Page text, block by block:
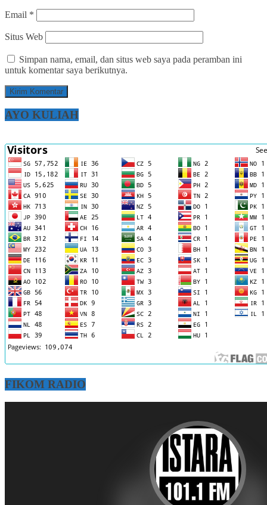
Email *
Situs Web
Simpan nama, email, dan situs web saya pada peramban ini
untuk komentar saya berikutnya.
AYO KULIAH
FIKOM RADIO